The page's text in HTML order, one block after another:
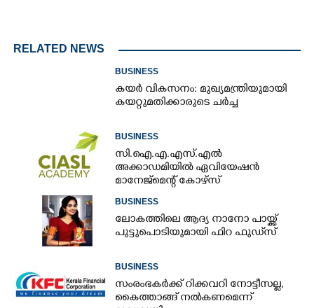
RELATED NEWS
BUSINESS
കയർ വികസനം: മുഖ്യമന്ത്രിയുമായി
കയറ്റുമതിക്കാരുടെ ചർച്ച
BUSINESS
സി.ഐ.എ.എസ്.എൽ
അക്കാഡമിയിൽ ഏവിയേഷൻ
മാനേജ്മെന്റ് കോഴ്സ്
BUSINESS
ലോകത്തിലെ ആദ്യ നാനോ പായ്ക്ക്
പുട്ടുപൊടിയുമായി ഫിറ ഫുഡ്‌സ്
BUSINESS
സംരംഭകർക്ക് റിക്കവറി നോട്ടീസല്ല,
കൈത്താങ്ങ് നൽകണമെന്ന്